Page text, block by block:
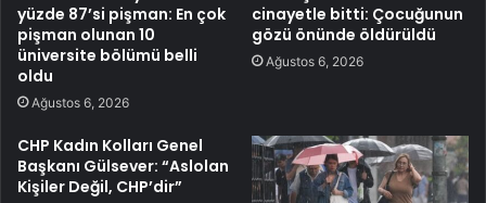
yüzde 87’si pişman: En çok
pişman olunan 10
üniversite bölümü belli
oldu
Ağustos 6, 2026
cinayetle bitti: Çocuğunun
gözü önünde öldürüldü
Ağustos 6, 2026
CHP Kadın Kolları Genel
Başkanı Gülsever: “Aslolan
Kişiler Değil, CHP’dir”